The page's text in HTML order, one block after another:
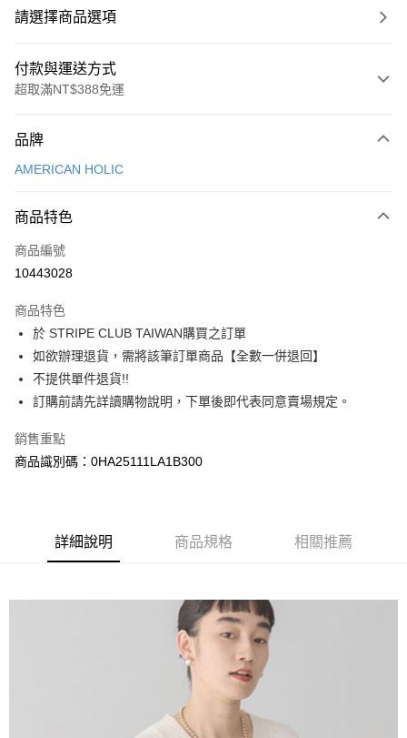
請選擇商品選項
付款與運送方式
超取滿NT$388免運
信用卡一次付款
3 期 0 利率 每期
合作金庫商業銀行
上海商業儲蓄銀行
臺灣中小企業銀行
匯豐（台灣）商業銀行
華泰商業銀行
聯邦商業銀行
遠東國際商業銀行
元大商業銀行
玉山商業銀行
星展（台灣）商業銀行
台灣樂天信用卡公司
超商取貨付款
LINE Pay
Apple Pay
街口支付
悠遊付
大哥付你分期
相關說明
流程，驗證手機門號後，選擇欲分期的期數、繳款截止日，確認付款後即完
成交易。
消。如遇「轉專審核」未通過狀況，表示未達大哥付你分期系統評分，恕無
1.分期款項不併入電信帳單，「大哥付你分期」於每月結算日後寄送繳費提
2.透過簡訊連結打開帳單後，可選擇「超商條碼／台灣大直營門市／銀行轉
帳／街口支付／iPASS MONEY」等通路繳費。
【關於「AFTEE先享後付」】
AFTEE先享後付是「在收到商品之後才付款」的支付方式。 讓您購物簡單
１．簡單：不需註冊會員、不需綁卡、不需儲值。
２．便利：只要手機號碼，簡訊認證，即可結帳。
３．安心：先確認商品／服務後，再付款。
【「AFTEE先享後付」結帳流程】
１．於結帳方式選擇「AFTEE先享後付」後，將跳轉至「AFTEE先享後付」
結帳頁面，進行簡訊認證並確認金額後，即可完成結帳。
２．訂單成立數日內，您將收到繳費通知簡訊。
３．收到繳費通知簡訊後14天內，點擊此簡訊中的連結，可透過四大超商／
ATM付款
每筆NT$60，滿NT$388(含以上)免運費
每筆NT$60，滿NT$388(含以上)免運費
品牌
AMERICAN HOLIC
商品特色
商品編號
10443028
商品特色
於 STRIPE CLUB TAIWAN購買之訂單
如欲辦理退貨，需將該筆訂單商品【全數一併退回】
不提供單件退貨!!
訂購前請先詳讀購物說明，下單後即代表同意賣場規定。
銷售重點
商品識別碼：0HA25111LA1B300
詳細說明 商品規格 相關推薦